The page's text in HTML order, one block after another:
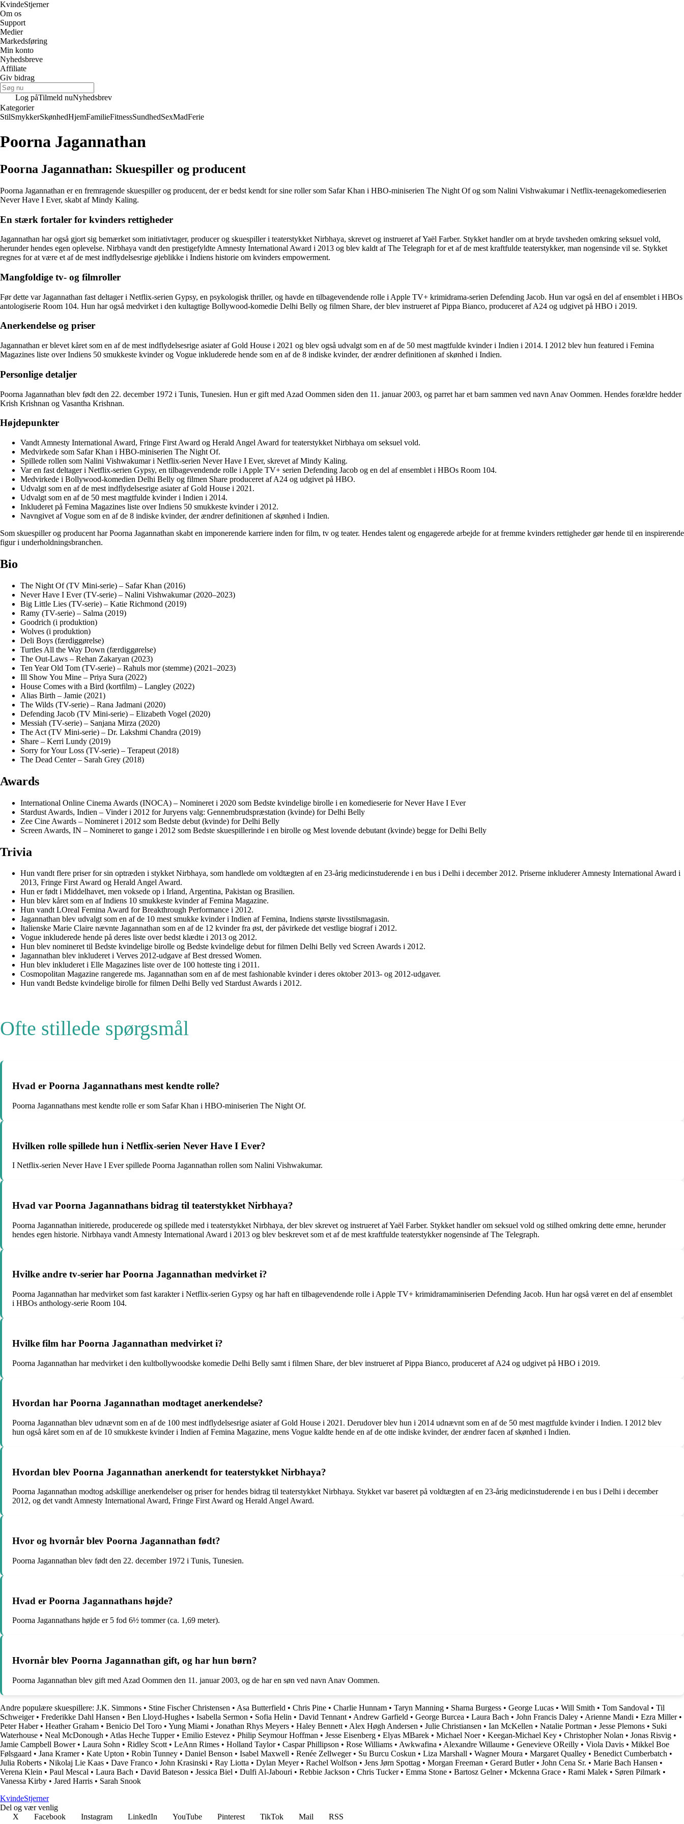
KvindeStjerner
Om os
Support
Medier
Markedsføring
Min konto
Nyhedsbreve
Affiliate
Giv bidrag
Log påTilmeld nuNyhedsbrev
Kategorier
StilSmykkerSkønhedHjemFamilieFitnessSundhedSexMadFerie
Poorna Jagannathan
Poorna Jagannathan: Skuespiller og producent
Poorna Jagannathan er en fremragende skuespiller og producent, der er bedst kendt for sine roller som Safar Khan i HBO-miniserien The Night Of og som Nalini Vishwakumar i Netflix-teenagekomedieserien
Never Have I Ever, skabt af Mindy Kaling.
En stærk fortaler for kvinders rettigheder
Jagannathan har også gjort sig bemærket som initiativtager, producer og skuespiller i teaterstykket Nirbhaya, skrevet og instrueret af Yaël Farber. Stykket handler om at bryde tavsheden omkring seksuel vold,
herunder hendes egen oplevelse. Nirbhaya vandt den prestigefyldte Amnesty International Award i 2013 og blev kaldt af The Telegraph for et af de mest kraftfulde teaterstykker, man nogensinde vil se. Stykket
regnes for at være et af de mest indflydelsesrige øjeblikke i Indiens historie om kvinders empowerment.
Mangfoldige tv- og filmroller
Før dette var Jagannathan fast deltager i Netflix-serien Gypsy, en psykologisk thriller, og havde en tilbagevendende rolle i Apple TV+ krimidrama-serien Defending Jacob. Hun var også en del af ensemblet i HBOs
antologiserie Room 104. Hun har også medvirket i den kultagtige Bollywood-komedie Delhi Belly og filmen Share, der blev instrueret af Pippa Bianco, produceret af A24 og udgivet på HBO i 2019.
Anerkendelse og priser
Jagannathan er blevet kåret som en af ​​de mest indflydelsesrige asiater af Gold House i 2021 og blev også udvalgt som en af ​​de 50 mest magtfulde kvinder i Indien i 2014. I 2012 blev hun featured i Femina
Magazines liste over Indiens 50 smukkeste kvinder og Vogue inkluderede hende som en af ​​de 8 indiske kvinder, der ændrer definitionen af skønhed i Indien.
Personlige detaljer
Poorna Jagannathan blev født den 22. december 1972 i Tunis, Tunesien. Hun er gift med Azad Oommen siden den 11. januar 2003, og parret har et barn sammen ved navn Anav Oommen. Hendes forældre hedder
Krish Krishnan og Vasantha Krishnan.
Højdepunkter
Vandt Amnesty International Award, Fringe First Award og Herald Angel Award for teaterstykket Nirbhaya om seksuel vold.
Medvirkede som Safar Khan i HBO-miniserien The Night Of.
Spillede rollen som Nalini Vishwakumar i Netflix-serien Never Have I Ever, skrevet af Mindy Kaling.
Var en fast deltager i Netflix-serien Gypsy, en tilbagevendende rolle i Apple TV+ serien Defending Jacob og en del af ensemblet i HBOs Room 104.
Medvirkede i Bollywood-komedien Delhi Belly og filmen Share produceret af A24 og udgivet på HBO.
Udvalgt som en af ​​de mest indflydelsesrige asiater af Gold House i 2021.
Udvalgt som en af ​​de 50 mest magtfulde kvinder i Indien i 2014.
Inkluderet på Femina Magazines liste over Indiens 50 smukkeste kvinder i 2012.
Navngivet af Vogue som en af ​​de 8 indiske kvinder, der ændrer definitionen af skønhed i Indien.
Som skuespiller og producent har Poorna Jagannathan skabt en imponerende karriere inden for film, tv og teater. Hendes talent og engagerede arbejde for at fremme kvinders rettigheder gør hende til en inspirerende
figur i underholdningsbranchen.
Bio
The Night Of (TV Mini-serie) – Safar Khan (2016)
Never Have I Ever (TV-serie) – Nalini Vishwakumar (2020–2023)
Big Little Lies (TV-serie) – Katie Richmond (2019)
Ramy (TV-serie) – Salma (2019)
Goodrich (i produktion)
Wolves (i produktion)
Deli Boys (færdiggørelse)
Turtles All the Way Down (færdiggørelse)
The Out-Laws – Rehan Zakaryan (2023)
Ten Year Old Tom (TV-serie) – Rahuls mor (stemme) (2021–2023)
Ill Show You Mine – Priya Sura (2022)
House Comes with a Bird (kortfilm) – Langley (2022)
Alias Birth – Jamie (2021)
The Wilds (TV-serie) – Rana Jadmani (2020)
Defending Jacob (TV Mini-serie) – Elizabeth Vogel (2020)
Messiah (TV-serie) – Sanjana Mirza (2020)
The Act (TV Mini-serie) – Dr. Lakshmi Chandra (2019)
Share – Kerri Lundy (2019)
Sorry for Your Loss (TV-serie) – Terapeut (2018)
The Dead Center – Sarah Grey (2018)
Awards
International Online Cinema Awards (INOCA) – Nomineret i 2020 som Bedste kvindelige birolle i en komedieserie for Never Have I Ever
Stardust Awards, Indien – Vinder i 2012 for Juryens valg: Gennembrudspræstation (kvinde) for Delhi Belly
Zee Cine Awards – Nomineret i 2012 som Bedste debut (kvinde) for Delhi Belly
Screen Awards, IN – Nomineret to gange i 2012 som Bedste skuespillerinde i en birolle og Mest lovende debutant (kvinde) begge for Delhi Belly
Trivia
Hun vandt flere priser for sin optræden i stykket Nirbhaya, som handlede om voldtægten af en 23-årig medicinstuderende i en bus i Delhi i december 2012. Priserne inkluderer Amnesty International Award i
2013, Fringe First Award og Herald Angel Award.
Hun er født i Middelhavet, men voksede op i Irland, Argentina, Pakistan og Brasilien.
Hun blev kåret som en af Indiens 10 smukkeste kvinder af Femina Magazine.
Hun vandt LOreal Femina Award for Breakthrough Performance i 2012.
Jagannathan blev udvalgt som en af de 10 mest smukke kvinder i Indien af Femina, Indiens største livsstilsmagasin.
Italienske Marie Claire nævnte Jagannathan som en af de 12 kvinder fra øst, der påvirkede det vestlige biograf i 2012.
Vogue inkluderede hende på deres liste over bedst klædte i 2013 og 2012.
Hun blev nomineret til Bedste kvindelige birolle og Bedste kvindelige debut for filmen Delhi Belly ved Screen Awards i 2012.
Jagannathan blev inkluderet i Verves 2012-udgave af Best dressed Women.
Hun blev inkluderet i Elle Magazines liste over de 100 hotteste ting i 2011.
Cosmopolitan Magazine rangerede ms. Jagannathan som en af de mest fashionable kvinder i deres oktober 2013- og 2012-udgaver.
Hun vandt Bedste kvindelige birolle for filmen Delhi Belly ved Stardust Awards i 2012.
Ofte stillede spørgsmål
Hvad er Poorna Jagannathans mest kendte rolle?
Poorna Jagannathans mest kendte rolle er som Safar Khan i HBO-miniserien The Night Of.
Hvilken rolle spillede hun i Netflix-serien Never Have I Ever?
I Netflix-serien Never Have I Ever spillede Poorna Jagannathan rollen som Nalini Vishwakumar.
Hvad var Poorna Jagannathans bidrag til teaterstykket Nirbhaya?
Poorna Jagannathan initierede, producerede og spillede med i teaterstykket Nirbhaya, der blev skrevet og instrueret af Yaël Farber. Stykket handler om seksuel vold og stilhed omkring dette emne, herunder
hendes egen historie. Nirbhaya vandt Amnesty International Award i 2013 og blev beskrevet som et af de mest kraftfulde teaterstykker nogensinde af The Telegraph.
Hvilke andre tv-serier har Poorna Jagannathan medvirket i?
Poorna Jagannathan har medvirket som fast karakter i Netflix-serien Gypsy og har haft en tilbagevendende rolle i Apple TV+ krimidramaminiserien Defending Jacob. Hun har også været en del af ensemblet
i HBOs anthology-serie Room 104.
Hvilke film har Poorna Jagannathan medvirket i?
Poorna Jagannathan har medvirket i den kultbollywoodske komedie Delhi Belly samt i filmen Share, der blev instrueret af Pippa Bianco, produceret af A24 og udgivet på HBO i 2019.
Hvordan har Poorna Jagannathan modtaget anerkendelse?
Poorna Jagannathan blev udnævnt som en af de 100 mest indflydelsesrige asiater af Gold House i 2021. Derudover blev hun i 2014 udnævnt som en af de 50 mest magtfulde kvinder i Indien. I 2012 blev
hun også kåret som en af de 10 smukkeste kvinder i Indien af Femina Magazine, mens Vogue kaldte hende en af de otte indiske kvinder, der ændrer facen af skønhed i Indien.
Hvordan blev Poorna Jagannathan anerkendt for teaterstykket Nirbhaya?
Poorna Jagannathan modtog adskillige anerkendelser og priser for hendes bidrag til teaterstykket Nirbhaya. Stykket var baseret på voldtægten af en 23-årig medicinstuderende i en bus i Delhi i december
2012, og det vandt Amnesty International Award, Fringe First Award og Herald Angel Award.
Hvor og hvornår blev Poorna Jagannathan født?
Poorna Jagannathan blev født den 22. december 1972 i Tunis, Tunesien.
Hvad er Poorna Jagannathans højde?
Poorna Jagannathans højde er 5 fod 6½ tommer (ca. 1,69 meter).
Hvornår blev Poorna Jagannathan gift, og har hun børn?
Poorna Jagannathan blev gift med Azad Oommen den 11. januar 2003, og de har en søn ved navn Anav Oommen.
Andre populære skuespillere: J.K. Simmons • Stine Fischer Christensen • Asa Butterfield • Chris Pine • Charlie Hunnam • Taryn Manning • Sharna Burgess • George Lucas • Will Smith • Tom Sandoval • Til
Schweiger• Frederikke Dahl Hansen • Ben Lloyd-Hughes • Isabella Sermon • Sofia Helin • David Tennant • Andrew Garfield • George Burcea • Laura Bach • John Francis Daley • Arienne Mandi • Ezra Miller•
Peter Haber• Heather Graham • Benicio Del Toro • Yung Miami • Jonathan Rhys Meyers • Haley Bennett • Alex Høgh Andersen • Julie Christiansen • Ian McKellen • Natalie Portman • Jesse Plemons • Suki
Waterhouse • Neal McDonough • Atlas Heche Tupper• Emilio Estevez • Philip Seymour Hoffman • Jesse Eisenberg • Elyas MBarek • Michael Noer• Keegan-Michael Key • Christopher Nolan • Jonas Risvig •
Jamie Campbell Bower• Laura Sohn • Ridley Scott • LeAnn Rimes • Holland Taylor• Caspar Phillipson • Rose Williams • Awkwafina • Alexandre Willaume • Genevieve OReilly • Viola Davis • Mikkel Boe
Følsgaard • Jana Kramer• Kate Upton • Robin Tunney • Daniel Benson • Isabel Maxwell • Renée Zellweger• Su Burcu Coskun • Liza Marshall • Wagner Moura • Margaret Qualley • Benedict Cumberbatch •
Julia Roberts • Nikolaj Lie Kaas • Dave Franco • John Krasinski • Ray Liotta • Dylan Meyer• Rachel Wolfson • Jens Jørn Spottag • Morgan Freeman • Gerard Butler• John Cena Sr. • Marie Bach Hansen •
Verena Klein • Paul Mescal • Laura Bach • David Bateson • Jessica Biel • Dulfi Al-Jabouri • Rebbie Jackson • Chris Tucker• Emma Stone • Bartosz Gelner• Mckenna Grace • Rami Malek • Søren Pilmark •
Vanessa Kirby • Jared Harris • Sarah Snook
KvindeStjerner
Del og vær venlig
X
Facebook Instagram LinkedIn YouTube Pinterest TikTok Mail
RSS